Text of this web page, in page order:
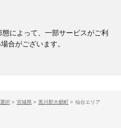
によって、一部サービスがご利
合がございます。
択 > 宮城県 > 黒川郡大郷町 > 仙台エリア